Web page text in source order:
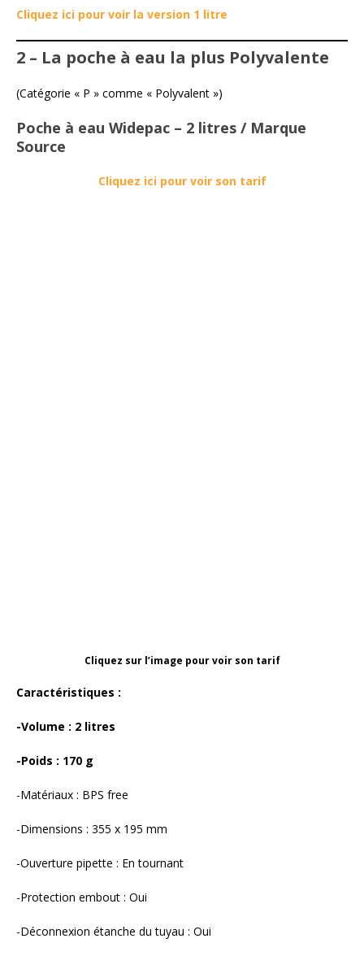
Cliquez ici pour voir la version 1 litre
2 – La poche à eau la plus Polyvalente
(Catégorie « P » comme « Polyvalent »)
Poche à eau Widepac – 2 litres / Marque
Source
Cliquez ici pour voir son tarif
Cliquez sur l’image pour voir son tarif
Caractéristiques :
-Volume : 2 litres
-Poids : 170 g
-Matériaux : BPS free
-Dimensions : 355 x 195 mm
-Ouverture pipette : En tournant
-Protection embout : Oui
-Déconnexion étanche du tuyau : Oui